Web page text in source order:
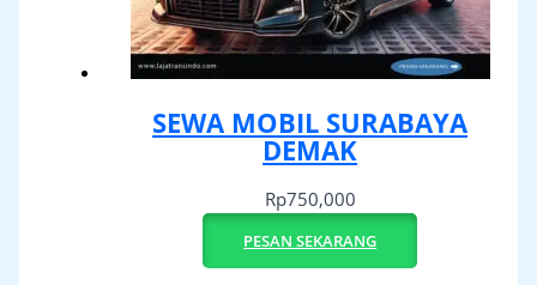
SEWA MOBIL SURABAYA
DEMAK
Rp750,000
PESAN SEKARANG